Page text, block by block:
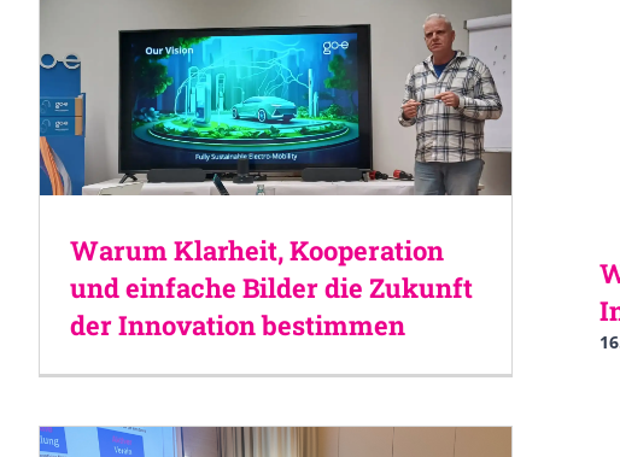
Warum Klarheit, Kooperation
und einfache Bilder die Zukunft
der Innovation bestimmen